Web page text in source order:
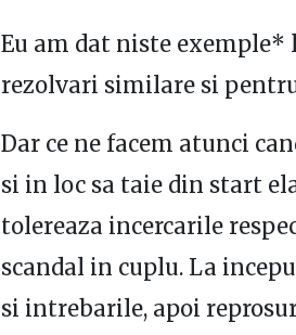
Eu am dat niste exemple*
rezolvari similare si
Dar ce ne facem atunci
si in loc sa taie din start
tolereaza incercarile
scandal in cuplu. La
si intrebarile, apoi